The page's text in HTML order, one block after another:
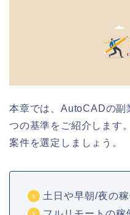
本章では、AutoCADの副
つの基準をご紹介します
案件を選定しましょう。
土日や早朝/夜の